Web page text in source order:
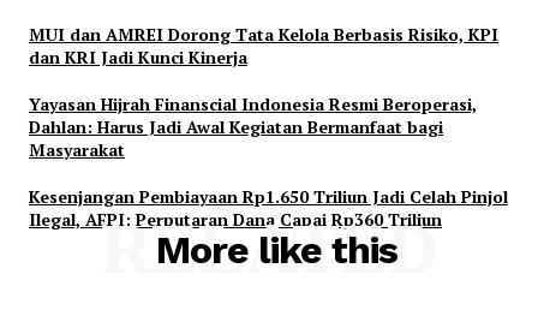
MUI dan AMREI Dorong Tata Kelola Berbasis Risiko, KPI
dan KRI Jadi Kunci Kinerja
Yayasan Hijrah Finanscial Indonesia Resmi Beroperasi,
Dahlan: Harus Jadi Awal Kegiatan Bermanfaat bagi
Masyarakat
Kesenjangan Pembiayaan Rp1.650 Triliun Jadi Celah Pinjol
Ilegal, AFPI: Perputaran Dana Capai Rp360 Triliun
More like this
RELATED